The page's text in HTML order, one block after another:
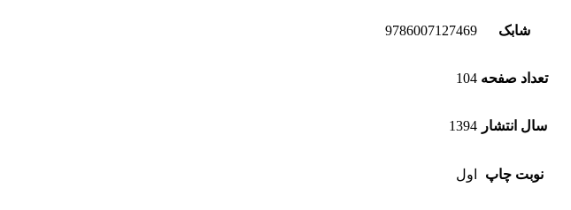
شابک 9786007127469
تعداد صفحه 104
سال انتشار 1394
نوبت چاپ اول